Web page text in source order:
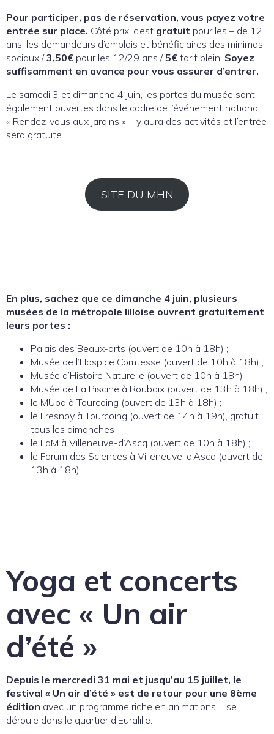
Pour participer, pas de réservation, vous payez votre
entrée sur place. Côté prix, c’est gratuit pour les – de 12
ans, les demandeurs d’emplois et bénéficiaires des minimas
sociaux /3,50€ pour les 12/29 ans /5€ tarif plein. Soyez
suffisamment en avance pour vous assurer d’entrer.
Le samedi 3 et dimanche 4 juin, les portes du musée sont
également ouvertes dans le cadre de l’événement national
« Rendez-vous aux jardins ». Il y aura des activités et l’entrée
sera gratuite.
SITE DU MHN
En plus, sachez que ce dimanche 4 juin, plusieurs
musées de la métropole lilloise ouvrent gratuitement
leurs portes :
Palais des Beaux-arts (ouvert de 10h à 18h) ;
Musée de l’Hospice Comtesse (ouvert de 10h à 18h) ;
Musée d’Histoire Naturelle (ouvert de 10h à 18h) ;
Musée de La Piscine à Roubaix (ouvert de 13h à 18h) ;
le MUba à Tourcoing (ouvert de 13h à 18h) ;
le Fresnoy à Tourcoing (ouvert de 14h à 19h), gratuit
tous les dimanches
le LaM à Villeneuve-d’Ascq (ouvert de 10h à 18h) ;
le Forum des Sciences à Villeneuve-d’Ascq (ouvert de
13h à 18h).
Yoga et concerts
avec « Un air
d’été »
Depuis le mercredi 31 mai et jusqu’au 15 juillet, le
festival « Un air d’été » est de retour pour une 8ème
édition avec un programme riche en animations. Il se
déroule dans le quartier d’Euralille.